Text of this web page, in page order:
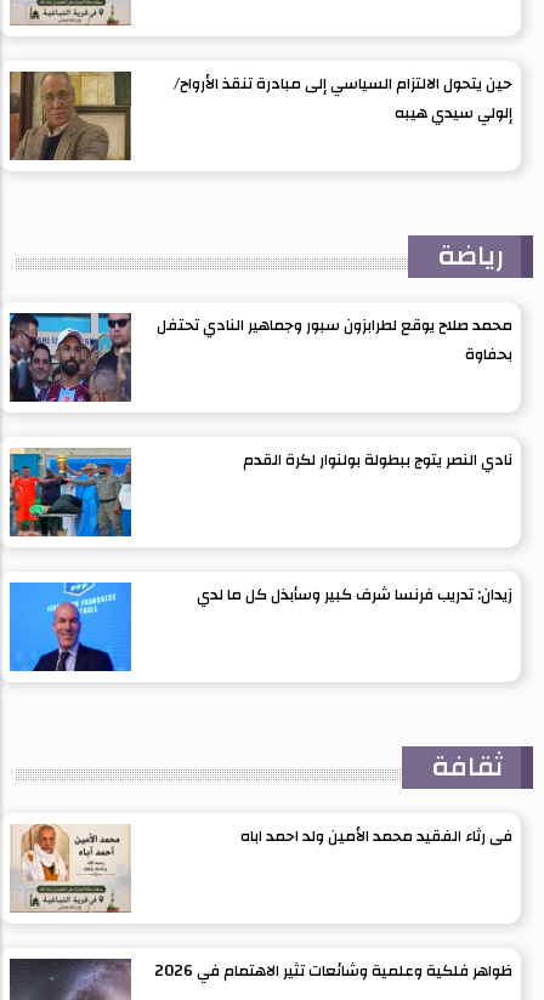
حين يتحول الالتزام السياسي إلى مبادرة تنقذ الأرواح/
إلولي سيدي هيبه
رياضة
محمد صلاح يوقع لطرابزون سبور وجماهير النادي تحتفل
بحفاوة
نادي النصر يتوج ببطولة بولنوار لكرة القدم
زيدان: تدريب فرنسا شرف كبير وسأبذل كل ما لدي
ثقافة
فى رثاء الفقيد محمد الأمين ولد احمد اباه
ظواهر فلكية وعلمية وشائعات تثير الاهتمام في 2026